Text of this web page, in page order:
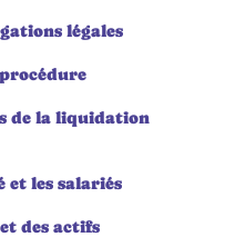
légales
de la liquidation
et les salariés
des actifs